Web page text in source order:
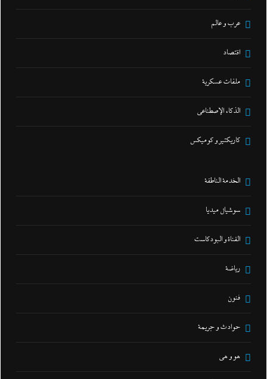
عرب و عالم
اقتصاد
ملفات عسكرية
الذكاء الإصطناعي
كاريكتير و كوميكس
الخدمة الناطقة
سوشيال ميديا
القناة و البودكاست
رياضة
فنون
حوادث و جريمة
هو و هي